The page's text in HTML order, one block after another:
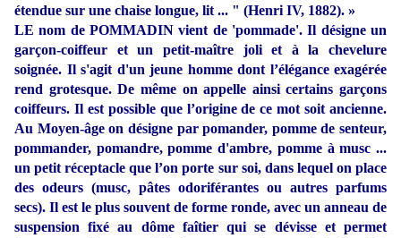
étendue sur une chaise longue, lit ... " (Henri IV, 1882). »
LE nom de POMMADIN vient de 'pommade'. Il désigne un
garçon-coiffeur et un petit-maître joli et à la chevelure
soignée. Il s'agit d'un jeune homme dont l’élégance exagérée
rend grotesque. De même on appelle ainsi certains garçons
coiffeurs. Il est possible que l’origine de ce mot soit ancienne.
Au Moyen-âge on désigne par pomander, pomme de senteur,
pommander, pomandre, pomme d'ambre, pomme à musc ...
un petit réceptacle que l’on porte sur soi, dans lequel on place
des odeurs (musc, pâtes odoriférantes ou autres parfums
secs). Il est le plus souvent de forme ronde, avec un anneau de
suspension fixé au dôme faîtier qui se dévisse et permet